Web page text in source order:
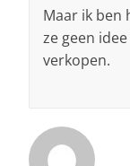
Maar ik ben
ze geen
verkopen.